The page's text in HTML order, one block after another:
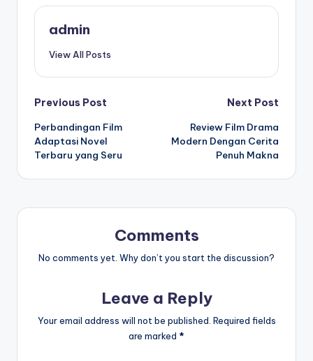
admin
View All Posts
Post
navigation
Previous Post
Perbandingan Film
Adaptasi Novel
Terbaru yang Seru
Next Post
Review Film Drama
Modern Dengan Cerita
Penuh Makna
Comments
No comments yet. Why don’t you start the discussion?
Leave a Reply
Your email address will not be published. Required fields
are marked *